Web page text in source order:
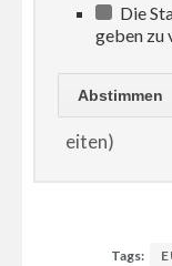
Die
geben zu
eiten)
Tags: